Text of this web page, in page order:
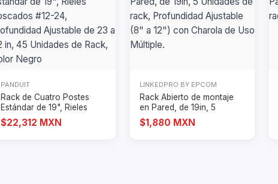
PANDUIT
Rack de Cuatro Postes
Estándar de 19", Rieles
Roscados #12-
$22,312 MXN
LINKEDPRO BY EPCOM
Rack Abierto de montaje
en Pared, de 19in, 5
Unidades de rac
$1,880 MXN